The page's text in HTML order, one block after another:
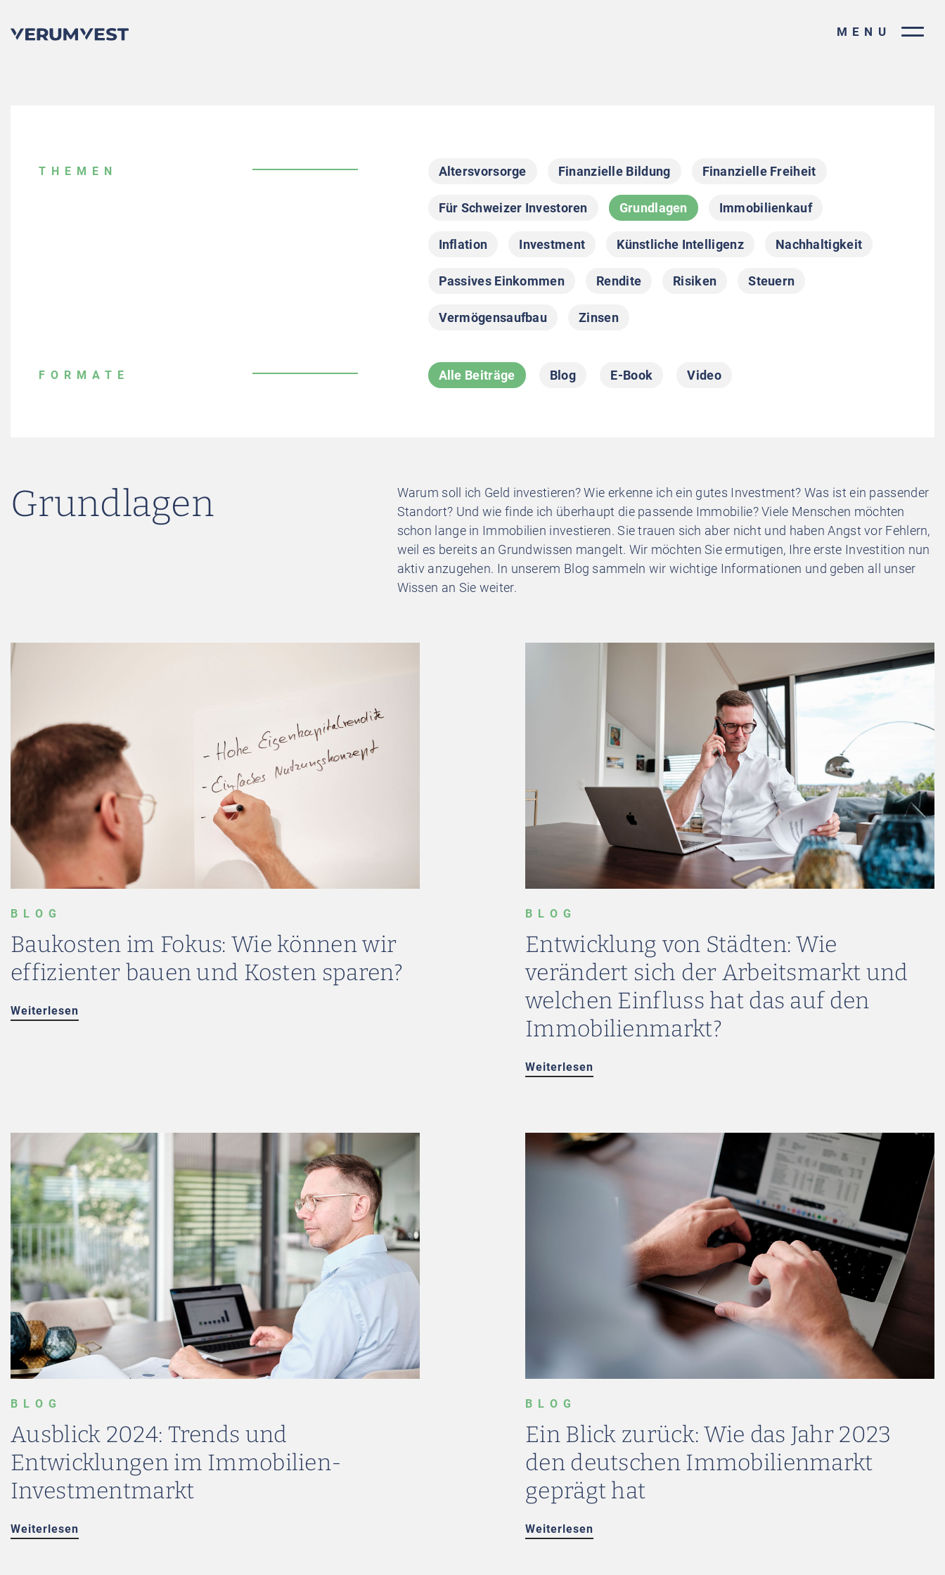
MENU
THEMEN Altersvorsorge Finanzielle Bildung Finanzielle Freiheit
Für Schweizer Investoren Grundlagen Immobilienkauf
Inflation Investment Künstliche Intelligenz Nachhaltigkeit
Passives Einkommen Rendite Risiken Steuern
Vermögensaufbau Zinsen
FORMATE Alle Beiträge Blog E-Book Video
Grundlagen
Warum soll ich Geld investieren? Wie erkenne ich ein gutes Investment? Was ist ein passender
Standort? Und wie finde ich überhaupt die passende Immobilie? Viele Menschen möchten
schon lange in Immobilien investieren. Sie trauen sich aber nicht und haben Angst vor Fehlern,
weil es bereits an Grundwissen mangelt. Wir möchten Sie ermutigen, Ihre erste Investition nun
aktiv anzugehen. In unserem Blog sammeln wir wichtige Informationen und geben all unser
Wissen an Sie weiter.
BLOG
Baukosten im Fokus: Wie können wir
effizienter bauen und Kosten sparen?
Weiterlesen
BLOG
Entwicklung von Städten: Wie
verändert sich der Arbeitsmarkt und
welchen Einfluss hat das auf den
Immobilienmarkt?
Weiterlesen
BLOG
Ausblick 2024: Trends und
Entwicklungen im Immobilien-
Investmentmarkt
Weiterlesen
BLOG
Ein Blick zurück: Wie das Jahr 2023
den deutschen Immobilienmarkt
geprägt hat
Weiterlesen